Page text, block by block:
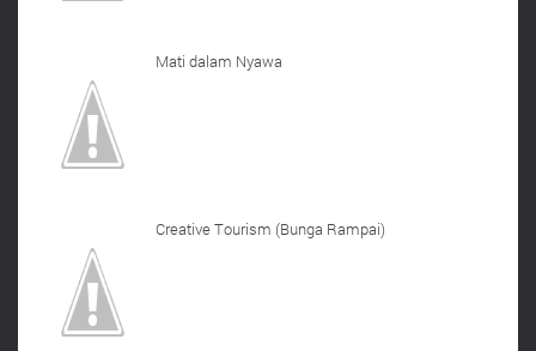
Mati dalam Nyawa
Creative Tourism (Bunga Rampai)